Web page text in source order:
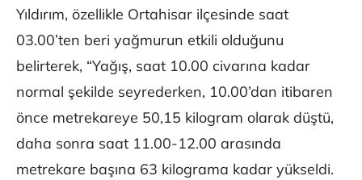
Yıldırım, özellikle Ortahisar ilçesinde saat
03.00’ten beri yağmurun etkili olduğunu
belirterek, “Yağış, saat 10.00 civarına kadar
normal şekilde seyrederken, 10.00’dan itibaren
önce metrekareye 50,15 kilogram olarak düştü,
daha sonra saat 11.00-12.00 arasında
metrekare başına 63 kilograma kadar yükseldi.